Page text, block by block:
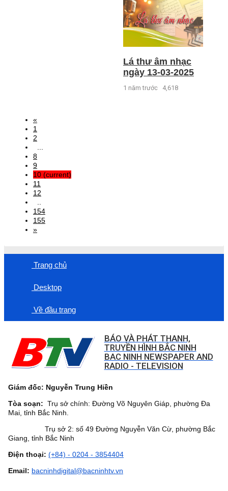
Lá thư âm nhạc
ngày 13-03-2025
1 năm trước 4,618
«
1
2
8
9
10 (current)
11
12
154
155
»
Trang chủ
Desktop
Về đầu trang
BÁO VÀ PHÁT THANH,
TRUYỀN HÌNH BẮC NINH
BAC NINH NEWSPAPER AND
RADIO - TELEVISION
Giám đốc: Nguyễn Trung Hiền
Tòa soạn: Trụ sở chính: Đường Võ Nguyên Giáp, phường Đa
Mai, tỉnh Bắc Ninh.
Trụ sở 2: số 49 Đường Nguyễn Văn Cừ, phường Bắc
Giang, tỉnh Bắc Ninh
Điện thoại: (+84) - 0204 - 3854404
Email: bacninhdigital@bacninhtv.vn